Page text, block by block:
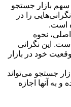
گوگل بیش از 90 درصد از سهم بازار جستجو
را در
است.
نحوه
این نگرانی
خود در بازار
جستجو می‌تواند
آنها اجازه